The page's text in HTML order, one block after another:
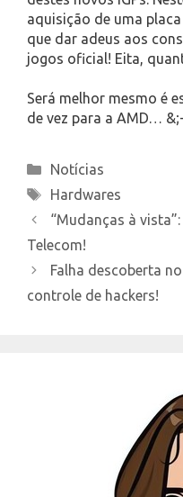
aquisição de uma
que dar adeus aos
jogos oficial! Eita,
Será melhor mesmo é
de vez para a AMD…
Categories
Notícias
Tags
Hardwares
“Mudanças à
Telecom!
Falha descoberta
controle de hackers!